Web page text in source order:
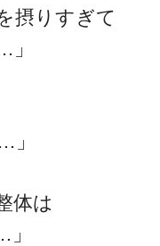
摂りすぎて
体は